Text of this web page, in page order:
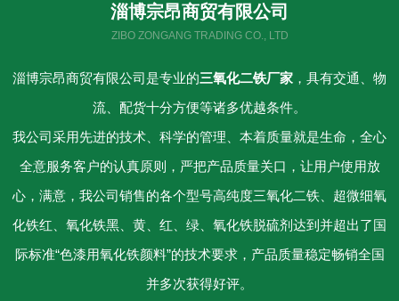
淄博宗昂商贸有限公司
ZIBO ZONGANG TRADING CO., LTD
淄博宗昂商贸有限公司是专业的三氧化二铁厂家 ，具有交通、物
流、配货十分方便等诸多优越条件。
我公司采用先进的技术、科学的管理、本着质量就是生命，全心
全意服务客户的认真原则，严把产品质量关口，让用户使用放
心，满意，我公司销售的各个型号高纯度三氧化二铁、超微细氧
化铁红、氧化铁黑、黄、红、绿、氧化铁脱硫剂达到并超出了国
际标准“色漆用氧化铁颜料”的技术要求，产品质量稳定畅销全国
并多次获得好评。